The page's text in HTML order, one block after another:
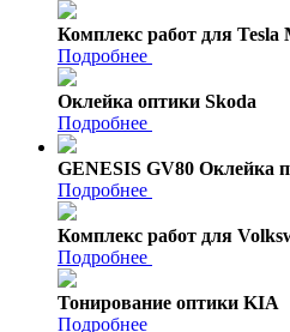
Комплекс работ для Tesla
Подробнее
Оклейка оптики Skoda
Подробнее
GENESIS GV80 Оклейка
Подробнее
Комплекс работ для
Подробнее
Тонирование оптики KIA
Подробнее